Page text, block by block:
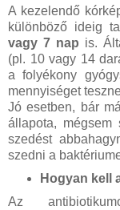
A kezelendő
különböző ideig
vagy 7 nap is.
(pl. 10 vagy 14
a folyékony
mennyiséget
Jó esetben, bár
állapota, mégsem
szedést
szedni a
Hogyan kell
Az